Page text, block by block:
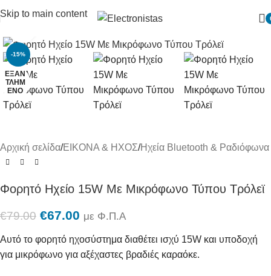
Skip to main content
-15%
ΕΞΑΝ
ΤΛΗΜ
ΈΝΟ
Αρχική σελίδα/ΕΙΚΟΝΑ & ΗΧΟΣ/Ηχεία Bluetooth & Ραδιόφωνα
Φορητό Ηχείο 15W Με Μικρόφωνο Τύπου Τρόλεϊ
€79.00 €67.00 με Φ.Π.Α
Αυτό το φορητό ηχοσύστημα διαθέτει ισχύ 15W και υποδοχή
για μικρόφωνο για αξέχαστες βραδιές καραόκε.